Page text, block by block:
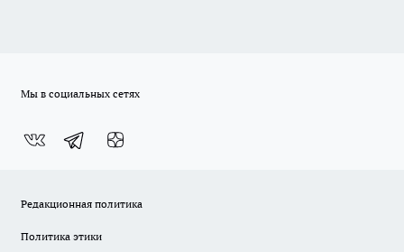
Мы в социальных сетях
Редакционная политика
Политика этики